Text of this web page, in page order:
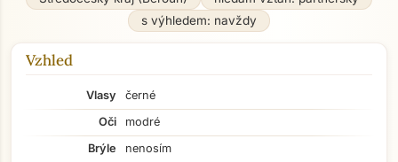
s výhledem: navždy
Vzhled
Vlasy
černé
Oči
modré
Brýle
nenosím